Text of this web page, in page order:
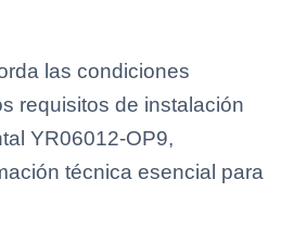
las condiciones
requisitos de instalación
YR06012-OP9,
técnica esencial para